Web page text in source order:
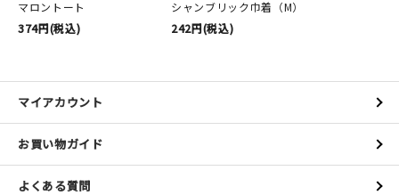
マロントート
374円(税込)
シャンブリック巾着（M）
242円(税込)
マイアカウント
お買い物ガイド
よくある質問